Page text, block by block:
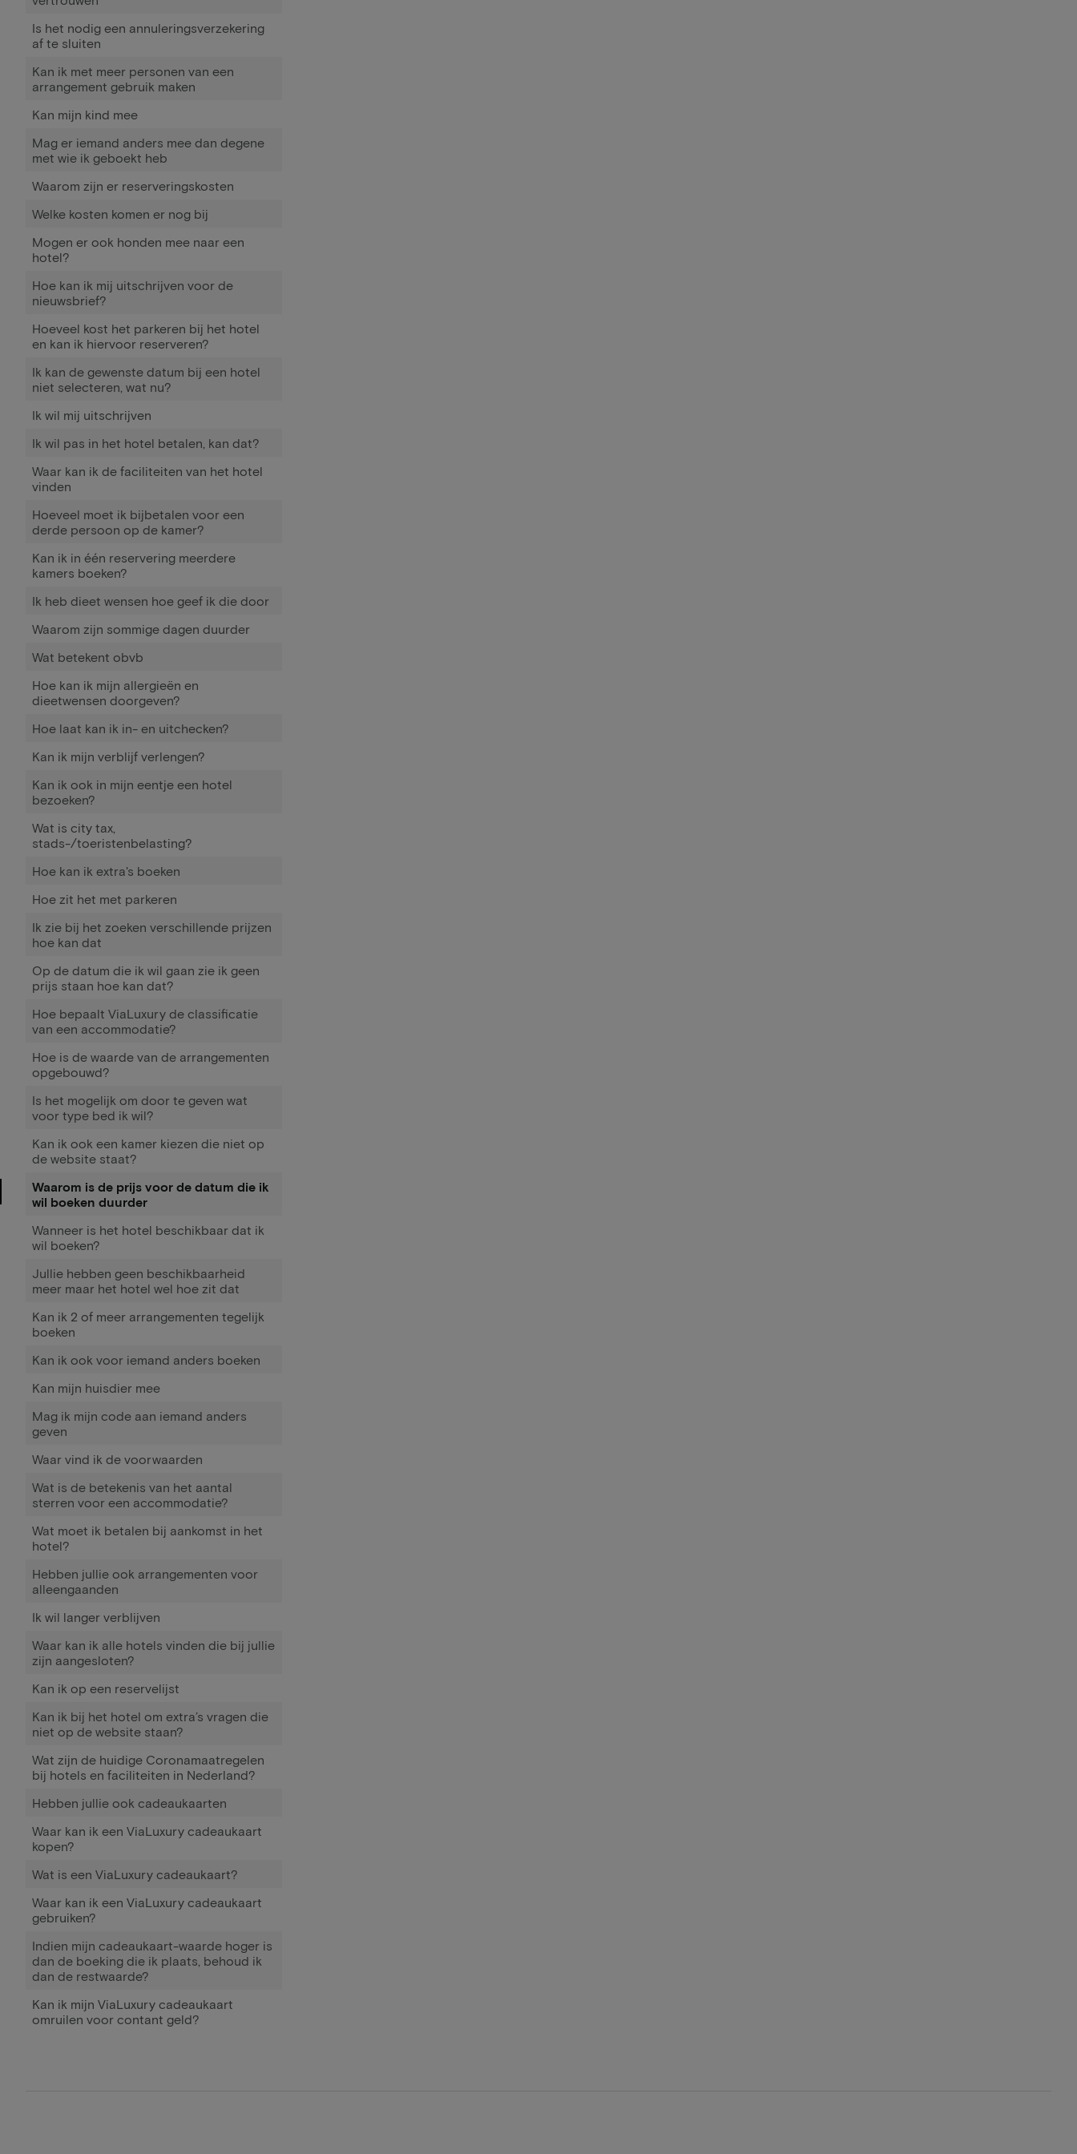
Is het nodig een annuleringsverzekering
af te sluiten
Kan ik met meer personen van een
arrangement gebruik maken
Kan mijn kind mee
Mag er iemand anders mee dan degene
met wie ik geboekt heb
Waarom zijn er reserveringskosten
Welke kosten komen er nog bij
Mogen er ook honden mee naar een
hotel?
Hoe kan ik mij uitschrijven voor de
nieuwsbrief?
Hoeveel kost het parkeren bij het hotel
en kan ik hiervoor reserveren?
Ik kan de gewenste datum bij een hotel
niet selecteren, wat nu?
Ik wil mij uitschrijven
Ik wil pas in het hotel betalen, kan dat?
Waar kan ik de faciliteiten van het hotel
vinden
Hoeveel moet ik bijbetalen voor een
derde persoon op de kamer?
Kan ik in één reservering meerdere
kamers boeken?
Ik heb dieet wensen hoe geef ik die door
Waarom zijn sommige dagen duurder
Wat betekent obvb
Hoe kan ik mijn allergieën en
dieetwensen doorgeven?
Hoe laat kan ik in- en uitchecken?
Kan ik mijn verblijf verlengen?
Kan ik ook in mijn eentje een hotel
bezoeken?
Wat is city tax,
stads-/toeristenbelasting?
Hoe kan ik extra's boeken
Hoe zit het met parkeren
Ik zie bij het zoeken verschillende prijzen
hoe kan dat
Op de datum die ik wil gaan zie ik geen
prijs staan hoe kan dat?
Hoe bepaalt ViaLuxury de classificatie
van een accommodatie?
Hoe is de waarde van de arrangementen
opgebouwd?
Is het mogelijk om door te geven wat
voor type bed ik wil?
Kan ik ook een kamer kiezen die niet op
de website staat?
Waarom is de prijs voor de datum die ik
wil boeken duurder
Wanneer is het hotel beschikbaar dat ik
wil boeken?
Jullie hebben geen beschikbaarheid
meer maar het hotel wel hoe zit dat
Kan ik 2 of meer arrangementen tegelijk
boeken
Kan ik ook voor iemand anders boeken
Kan mijn huisdier mee
Mag ik mijn code aan iemand anders
geven
Waar vind ik de voorwaarden
Wat is de betekenis van het aantal
sterren voor een accommodatie?
Wat moet ik betalen bij aankomst in het
hotel?
Hebben jullie ook arrangementen voor
alleengaanden
Ik wil langer verblijven
Waar kan ik alle hotels vinden die bij jullie
zijn aangesloten?
Kan ik op een reservelijst
Kan ik bij het hotel om extra’s vragen die
niet op de website staan?
Wat zijn de huidige Coronamaatregelen
bij hotels en faciliteiten in Nederland?
Hebben jullie ook cadeaukaarten
Waar kan ik een ViaLuxury cadeaukaart
kopen?
Wat is een ViaLuxury cadeaukaart?
Waar kan ik een ViaLuxury cadeaukaart
gebruiken?
Indien mijn cadeaukaart-waarde hoger is
dan de boeking die ik plaats, behoud ik
dan de restwaarde?
Kan ik mijn ViaLuxury cadeaukaart
omruilen voor contant geld?